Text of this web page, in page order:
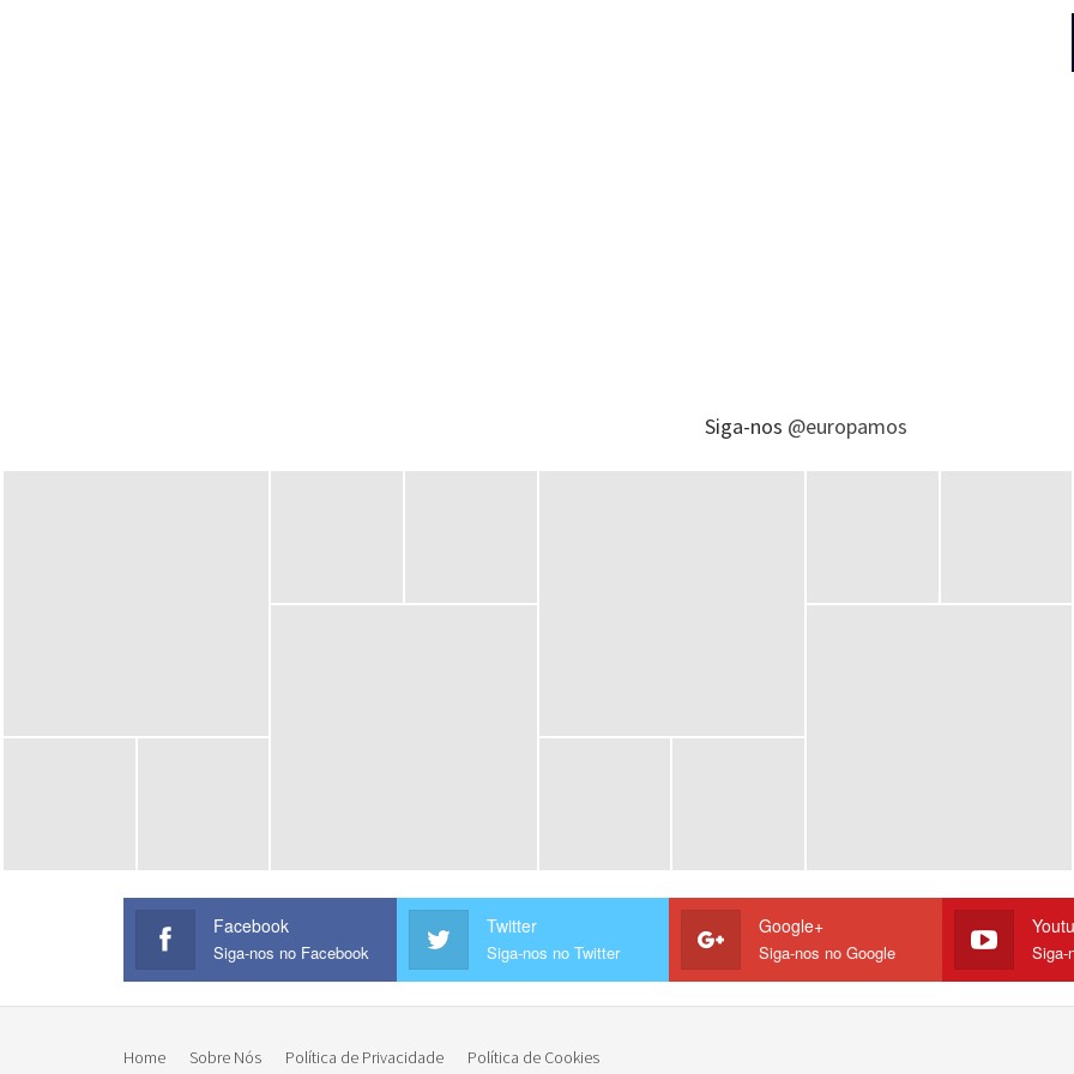
Siga-nos @europamos
Facebook
Siga-nos no Facebook
Twitter
Siga-nos no Twitter
Google+
Siga-nos no Google Siga-
Home Sobre Nós Política de Privacidade Política de Cookies